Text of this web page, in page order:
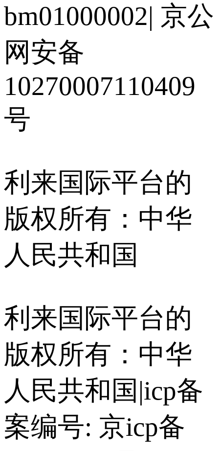
bm01000002| 京公
网安备
10270007110409
号
利来国际平台的
版权所有：中华
人民共和国
利来国际平台的
版权所有：中华
人民共和国 |icp备
案编号: 京icp备